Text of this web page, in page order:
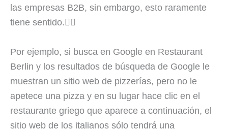
las empresas B2B, sin embargo, esto raramente
tiene sentido.🤷‍♂️
Por ejemplo, si busca en Google en Restaurant
Berlin y los resultados de búsqueda de Google le
muestran un sitio web de pizzerías, pero no le
apetece una pizza y en su lugar hace clic en el
restaurante griego que aparece a continuación, el
sitio web de los italianos sólo tendrá una